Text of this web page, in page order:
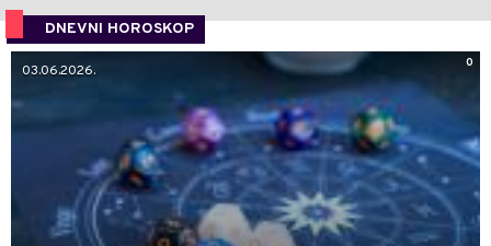
DNEVNI HOROSKOP
0
03.06.2026.